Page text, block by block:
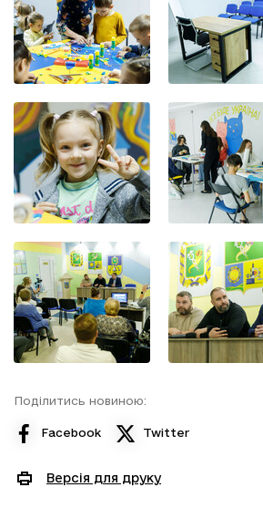
Поділитись новиною:
Facebook Twitter
Версія для друку